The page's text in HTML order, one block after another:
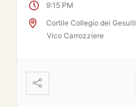
9:15 PM
Cortile Collegio dei Gesuiti
Vico Carrozziere